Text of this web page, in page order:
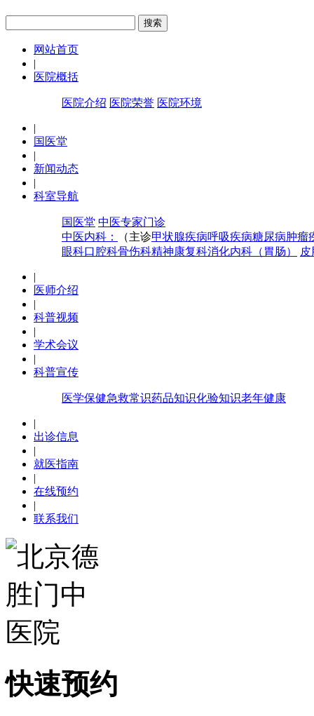
网站首页
|
医院概括
医院介绍 医院荣誉 医院环境
|
国医堂
|
新闻动态
|
科室导航
国医堂 中医专家门诊
中医内科：
（主诊甲状腺疾病呼吸疾病糖尿病肿瘤
眼科口腔科骨伤科精神康复科消化内科（胃肠） 皮
|
医师介绍
|
科普视频
|
学术会议
|
科普宣传
医学保健急救常识药品知识化验知识老年健康
|
出诊信息
|
就医指南
|
在线预约
|
联系我们
快速预约